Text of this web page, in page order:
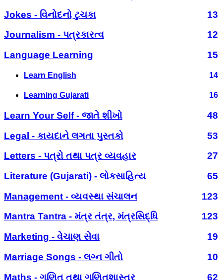
Jokes - વિનોદનો ટુચકા
13
Journalism - પત્રકારત્વ
12
Language Learning
15
Learn English 14
Learning Gujarati 16
Learn Your Self - જાતે શીખો
48
Legal - કાયદાને લગતા પુસ્તકો
53
Letters - પત્રો તથા પત્ર વ્યવહાર
27
Literature (Gujarati) - લોકસાહિત્ય
65
Management - વ્યવસ્થા સંચાલન
123
Mantra Tantra - મંત્ર તંત્ર, મંત્રસિદ્ધિ
123
Marketing - વેચાણ સેવા
19
Marriage Songs - લગ્ન ગીતો
10
Maths - ગણિત તથા ગણિતશાસ્ત્ર
62